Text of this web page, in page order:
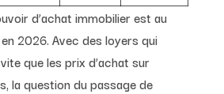
d’achat immobilier est au
2026. Avec des loyers qui
que les prix d’achat sur
la question du passage de